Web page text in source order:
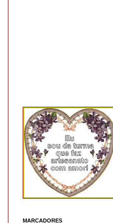
MARCADORES